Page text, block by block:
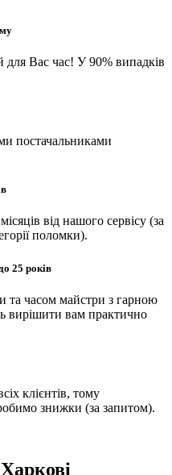
Вас час! У 90% випадків
постачальниками
від нашого сервісу (за
поломки).
25 років
та часом майстри з гарною
вирішити вам практично
клієнтів, тому
знижки (за запитом).